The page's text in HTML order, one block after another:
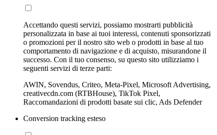
Accettando questi servizi, possiamo mostrarti pubblicità
personalizzata in base ai tuoi interessi, contenuti sponsorizzati
o promozioni per il nostro sito web o prodotti in base al tuo
comportamento di navigazione e di acquisto, misurandone il
successo. Con il tuo consenso, su questo sito utilizziamo i
seguenti servizi di terze parti:
AWIN, Sovendus, Criteo, Meta-Pixel, Microsoft Advertising,
creativecdn.com (RTBHouse), TikTok Pixel,
Raccomandazioni di prodotti basate sui clic, Ads Defender
Conversion tracking esteso